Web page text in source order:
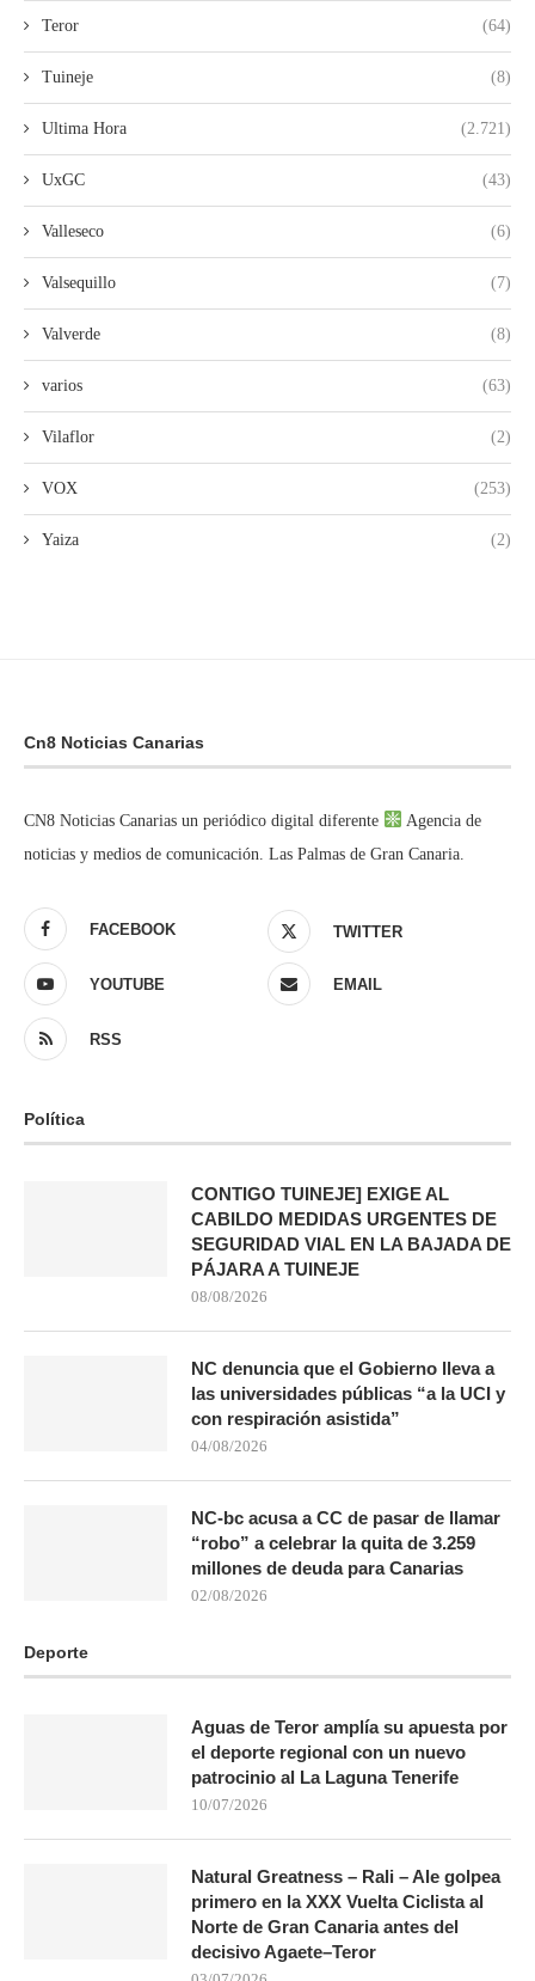
Teror (64)
Tuineje (8)
Ultima Hora (2.721)
UxGC (43)
Valleseco (6)
Valsequillo (7)
Valverde (8)
varios (63)
Vilaflor (2)
VOX (253)
Yaiza (2)
Cn8 Noticias Canarias
CN8 Noticias Canarias un periódico digital diferente
Agencia de
noticias y medios de comunicación. Las Palmas de Gran Canaria.
FACEBOOK TWITTER
YOUTUBE EMAIL
RSS
Política
CONTIGO TUINEJE] EXIGE AL
CABILDO MEDIDAS URGENTES DE
SEGURIDAD VIAL EN LA BAJADA DE
PÁJARA A TUINEJE
08/08/2026
NC denuncia que el Gobierno lleva a
las universidades públicas “a la UCI y
con respiración asistida”
04/08/2026
NC-bc acusa a CC de pasar de llamar
“robo” a celebrar la quita de 3.259
millones de deuda para Canarias
02/08/2026
Deporte
Aguas de Teror amplía su apuesta por
el deporte regional con un nuevo
patrocinio al La Laguna Tenerife
10/07/2026
Natural Greatness – Rali – Ale golpea
primero en la XXX Vuelta Ciclista al
Norte de Gran Canaria antes del
decisivo Agaete–Teror